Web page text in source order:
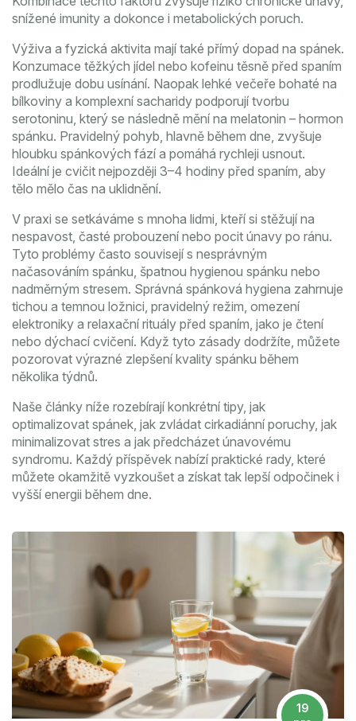
snížené imunity a dokonce i metabolických poruch.
Výživa a fyzická aktivita mají také přímý dopad na spánek.
Konzumace těžkých jídel nebo kofeinu těsně před spaním
prodlužuje dobu usínání. Naopak lehké večeře bohaté na
bílkoviny a komplexní sacharidy podporují tvorbu
serotoninu, který se následně mění na melatonin – hormon
spánku. Pravidelný pohyb, hlavně během dne, zvyšuje
hloubku spánkových fází a pomáhá rychleji usnout.
Ideální je cvičit nejpozději 3–4 hodiny před spaním, aby
tělo mělo čas na uklidnění.
V praxi se setkáváme s mnoha lidmi, kteří si stěžují na
nespavost, časté probouzení nebo pocit únavy po ránu.
Tyto problémy často souvisejí s nesprávným
načasováním spánku, špatnou hygienou spánku nebo
nadměrným stresem. Správná spánková hygiena zahrnuje
tichou a temnou ložnici, pravidelný režim, omezení
elektroniky a relaxační rituály před spaním, jako je čtení
nebo dýchací cvičení. Když tyto zásady dodržíte, můžete
pozorovat výrazné zlepšení kvality spánku během
několika týdnů.
Naše články níže rozebírají konkrétní tipy, jak
optimalizovat spánek, jak zvládat cirkadiánní poruchy, jak
minimalizovat stres a jak předcházet únavovému
syndromu. Každý příspěvek nabízí praktické rady, které
můžete okamžitě vyzkoušet a získat tak lepší odpočinek i
vyšší energii během dne.
19